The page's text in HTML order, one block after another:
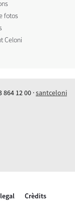
fotos
Celoni
12 00 ·santceloni
Crèdits